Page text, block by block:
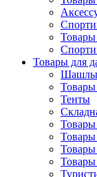
Товары
Товары для
Тенты
Товары
Товары
Товары